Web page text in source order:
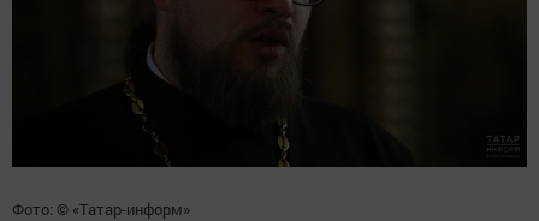
Фото: © «Татар-информ»